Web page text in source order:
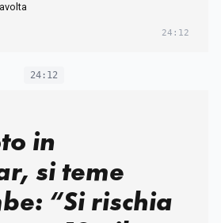
24:12
24:12
in
si teme
“Si rischia